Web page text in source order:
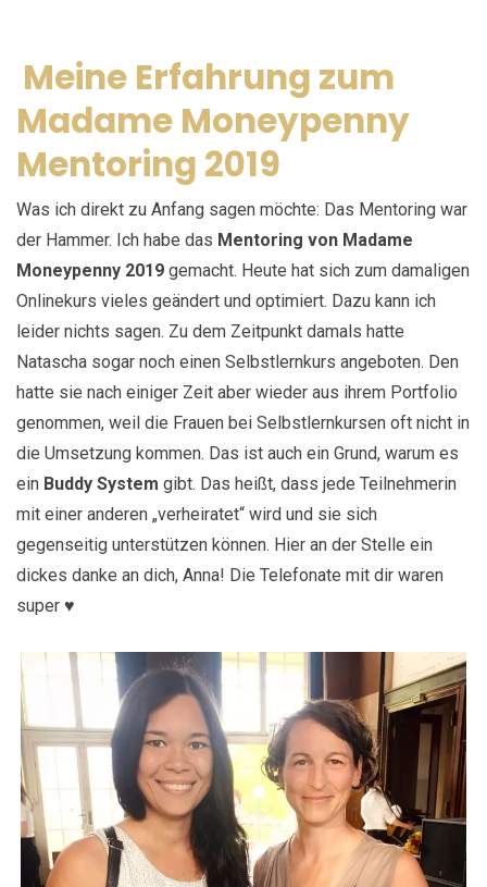
Meine Erfahrung zum
Madame Moneypenny
Mentoring 2019
Was ich direkt zu Anfang sagen möchte: Das Mentoring war
der Hammer. Ich habe das Mentoring von Madame
Moneypenny 2019 gemacht. Heute hat sich zum damaligen
Onlinekurs vieles geändert und optimiert. Dazu kann ich
leider nichts sagen. Zu dem Zeitpunkt damals hatte
Natascha sogar noch einen Selbstlernkurs angeboten. Den
hatte sie nach einiger Zeit aber wieder aus ihrem Portfolio
genommen, weil die Frauen bei Selbstlernkursen oft nicht in
die Umsetzung kommen. Das ist auch ein Grund, warum es
ein Buddy System gibt. Das heißt, dass jede Teilnehmerin
mit einer anderen „verheiratet“ wird und sie sich
gegenseitig unterstützen können. Hier an der Stelle ein
dickes danke an dich, Anna! Die Telefonate mit dir waren
super ♥️